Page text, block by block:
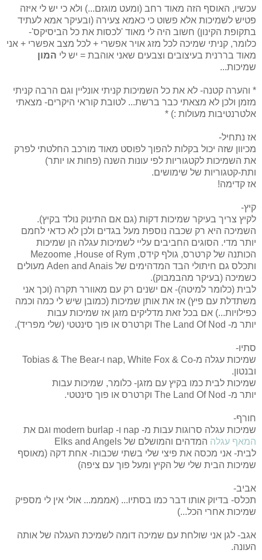
עכשיו, האוסף הזה מאוד רחב (ומעט מוגזם...) ולא כי יש לי איזה
פטיש לשמיכות אלא פשוט כי כאמא צעירה (ובעיקר אמא לעתיד
בתקופת הקינון) חשוב היה לי מאוד 'לכסות את כל הביסיקס'-
כלומר, קניתי שמיכה לכל מזג אויר אפשרי + לכל מצב אפשרי + אני
מאוד בררנית בעיצובים וצבעים שאני אוהבת = יש לי המון
שמיכות...
* והערה קטנה- לא את כל השמיכות קניתי אונליין וגם הרבה קניתי
מזמן ולכן לא מצאתי כבר ברשת... לטובת קוראי היקרים- מצאתי
אלטרנטיבות מעולות :) *
אז נתחיל-
מכיוון שזה יכול בקלות להפוך לפוסט מאוד מורכב החלטתי לפרק
את השמיכות לקטגוריות לפי עונות השנה (פחות או יותר)
ותת-קטגוריות של שימושים.
אז קדימה!
קיץ-
לקיץ צריך בעיקר שמיכות דקות (גם אם התינוק נולד בקיץ).
השמיכה היא רק שכבה נוספת מעל בגדים ולכן לא כדאי לחמם
יותר מדי. הסוגים החביבים עליי לשמיכות עגלה הן שמיכות
הכותנה של קרטרס, גולף קידס, Mezoome ,House of Rym
ותכלס גם חיתולי הבד המדהימים של Aden and Anais מעולים
כשמיכה (בעיקר מהבמבוק).
לבית (כלומר למיטה)- אם ישנים רק עם מאוורר תקרה (וכך אני
משתדלת עם פיץ) אז את אותן שמיכות (כמובן שיש לי כמה וכמה
כפילויות...) אם בכל זאת מדליקים מזגן אז שמיכות עבות
יותר מ- קרטרס או פוך סינטטי (שלי מפריד).
סתיו-
שמיכות עגלה מ-nap, White Fox & Co ו-Tobias & The Bear
ובנטון.
שמיכות לבית כמו בקיץ עם מזגן- כלומר, שמיכות עבות
יותר מ- קרטרס או פוך סינטטי.
חורף-
שמיכות עגלה סרוגות עבות מ- nap ו- modern burlap וגם את
המאף עגלה המדהים והמושלם של Elks and Angels
לבית- אני מכסה את פיצי שלי בשתי שכבות- אחת דקה (מאוסף
שמיכות הבית שלי של הקיץ ומעל פוך עם ציפה)
אביב-
תכלס- בדיוק אותו דבר כמו בסתיו... (אמממ... אולי אין לי מספיק
שמיכות אחרי הכל...)
אגב- לגן אני שולחת עם שמיכה דומה לשמיכת העגלה של אותה
העונה.